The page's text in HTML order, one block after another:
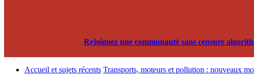
Rejoignez une communauté sans censure
Accueil et sujets récents Transports, moteurs et pollution : nouveaux